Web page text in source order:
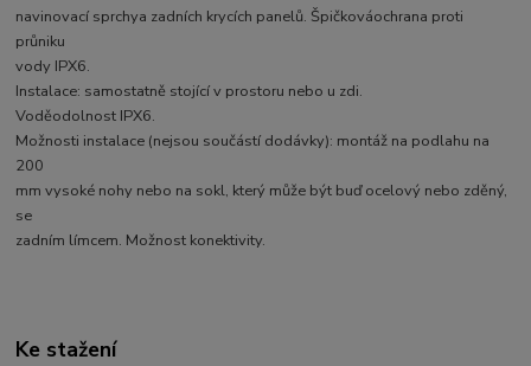
navinovací sprchya zadních krycích panelů. Špičkováochrana proti
průniku
vody IPX6.
Instalace: samostatně stojící v prostoru nebo u zdi.
Voděodolnost IPX6.
Možnosti instalace (nejsou součástí dodávky): montáž na podlahu na
200
mm vysoké nohy nebo na sokl, který může být buď ocelový nebo zděný,
se
zadním límcem. Možnost konektivity.
Ke stažení